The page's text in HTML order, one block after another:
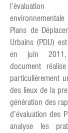
l’évaluation
Plans de
Urbains (PDU)
en juin
document
particulièrement
des lieux de la
génération des
d’évaluation des
analyse les